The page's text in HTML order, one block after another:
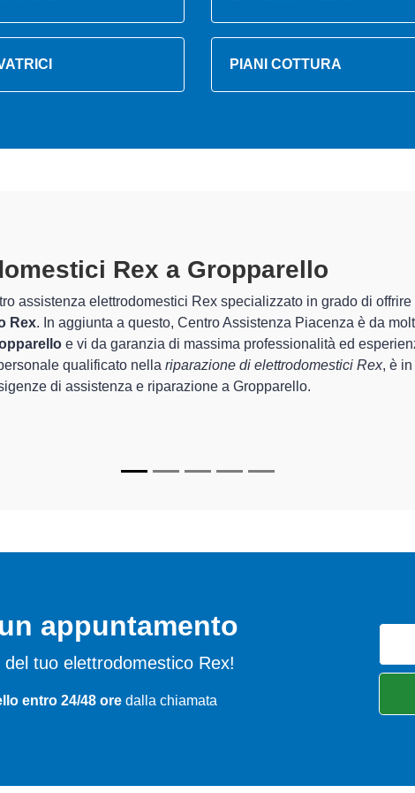
PIANI COTTURA
Rex A Gropparello
Assistenza Piacenza sono in grado di garantire al cliente
la sistemazione e lariparazione del tuo elettrodomestico
apparecchi.
di Centro Assistenza Piacenza sono in grado di fornire
funzionanti e durare a lungo nel tempo.
appuntamento
tuo elettrodomestico Rex!
entro 24/48 ore dalla chiamata